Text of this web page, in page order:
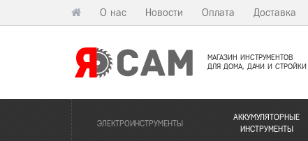
О нас Новости Оплата Доставка
МАГАЗИН ИНСТРУМЕНТОВ
ДЛЯ ДОМА, ДАЧИ И СТРОЙКИ
ЭЛЕКТРОИНСТРУМЕНТЫ
АККУМУЛЯТОРНЫЕ
ИНСТРУМЕНТЫ